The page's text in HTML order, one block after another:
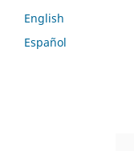
English
Español